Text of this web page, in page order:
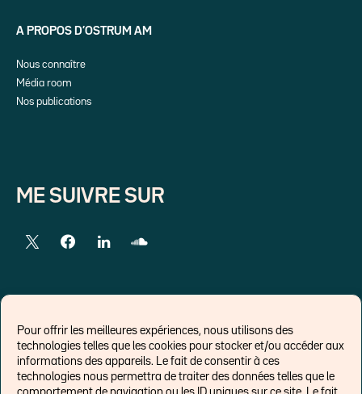
Pour offrir les meilleures expériences, nous utilisons des
technologies telles que les cookies pour stocker et/ou accéder aux
informations des appareils. Le fait de consentir à ces
technologies nous permettra de traiter des données telles que le
A PROPOS D’OSTRUM AM
Nous connaître
Média room
Nos publications
ME SUIVRE SUR
LIENS EXTERNES
Chroniques pour Forbes
Economistes